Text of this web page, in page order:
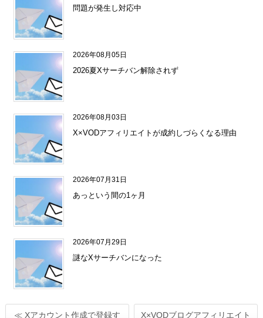
問題が発生し対応中
2026年08月05日
2026夏Xサーチバン解除されず
2026年08月03日
X×VODアフィリエイトが成約しづらくなる理由
2026年07月31日
あっという間の1ヶ月
2026年07月29日
謎なXサーチバンになった
≪ Xアカウント作成で登録す
X×VODブログアフィリエイト